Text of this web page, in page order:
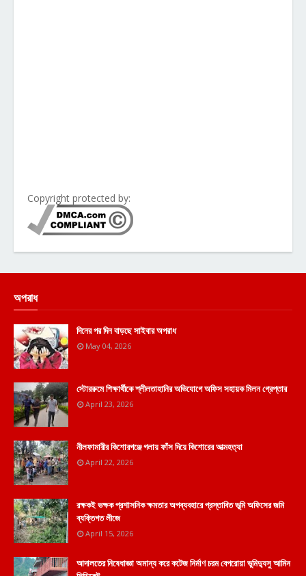
Copyright protected by:
অপরাধ
দিনের পর দিন বাড়ছে সাইবার অপরাধ
May 04, 2026
স্টোররুমে শিক্ষার্থীকে শ্লীলতাহানির অভিযোগে অফিস সহায়ক মিলন গ্রেপ্তার
April 23, 2026
নীলফামারীর কিশোরগঞ্জে গলায় ফাঁস দিয়ে কিশোরের আত্মহত্যা
April 22, 2026
রক্ষকই ভক্ষক প্রশাসনিক ক্ষমতার অপব্যবহারে প্রস্তাবিত ভূমি অফিসের জমি
ব্যক্তিগত লীজে
April 15, 2026
আদালতের নিষেধাজ্ঞা অমান্য করে কটেজ নির্মাণ চরম বেপরোয়া ভুমিদ্যুসু আমিন